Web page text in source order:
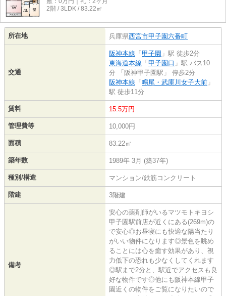
2階 / 3LDK / 83.22㎡
所在地 兵庫県西宮市甲子園六番町
交通
阪神本線 「 甲子園 」駅 徒歩2分
東海道本線 「 甲子園口 」駅 バス10
分 「阪神甲子園駅」 停歩2分
阪神本線 「 鳴尾・武庫川女子大前 」
駅 徒歩11分
賃料 15.5万円
管理費等 10,000円
面積 83.22㎡
築年数 1989年 3月 (築37年)
種別/構造 マンション/鉄筋コンクリート
階建 3階建
備考
安心の薬剤師がいるマツモトキヨシ
甲子園駅前店が近くにある(269m)の
で安心◎お昼寝にも快適な陽当たり
がいい物件になります◎景色を眺め
ることには心を癒す効果があり、視
力低下の恐れも少なくしてくれます
◎駅まで2分と、駅近でアクセスも良
好な物件です◎他にも阪神本線甲子
園近くの物件をご覧になりたいので